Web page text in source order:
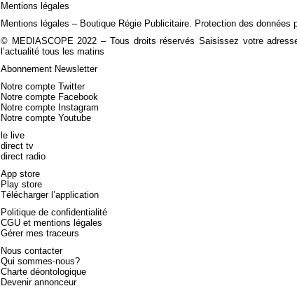
Mentions légales
Mentions légales – Boutique Régie Publicitaire. Protection des données
© MEDIASCOPE 2022 – Tous droits réservés Saisissez votre
l’actualité tous les matins
Abonnement Newsletter
Notre compte Twitter
Notre compte Facebook
Notre compte Instagram
Notre compte Youtube
le live
direct tv
direct radio
App store
Play store
Télécharger l’application
Politique de confidentialité
CGU et mentions légales
Gérer mes traceurs
Nous contacter
Qui sommes-nous?
Charte déontologique
Devenir annonceur